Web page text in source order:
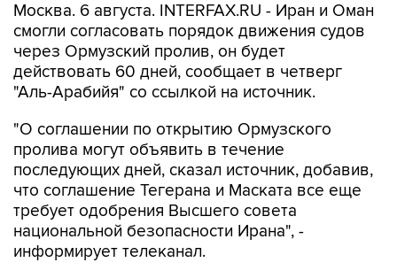
Москва. 6 августа. INTERFAX.RU - Иран и Оман
смогли согласовать порядок движения судов
через Ормузский пролив, он будет
действовать 60 дней, сообщает в четверг
"Аль-Арабийя" со ссылкой на источник.
"О соглашении по открытию Ормузского
пролива могут объявить в течение
последующих дней, сказал источник, добавив,
что соглашение Тегерана и Маската все еще
требует одобрения Высшего совета
национальной безопасности Ирана", -
информирует телеканал.